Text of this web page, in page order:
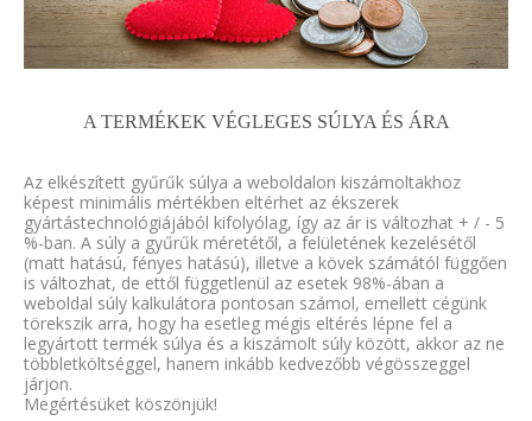
A TERMÉKEK VÉGLEGES SÚLYA ÉS ÁRA
Az elkészített gyűrűk súlya a weboldalon kiszámoltakhoz
képest minimális mértékben eltérhet az ékszerek
gyártástechnológiájából kifolyólag, így az ár is változhat + / - 5
%-ban. A súly a gyűrűk méretétől, a felületének kezelésétől
(matt hatású, fényes hatású), illetve a kövek számától függően
is változhat, de ettől függetlenül az esetek 98%-ában a
weboldal súly kalkulátora pontosan számol, emellett cégünk
törekszik arra, hogy ha esetleg mégis eltérés lépne fel a
legyártott termék súlya és a kiszámolt súly között, akkor az ne
többletköltséggel, hanem inkább kedvezőbb végösszeggel
járjon.
Megértésüket köszönjük!